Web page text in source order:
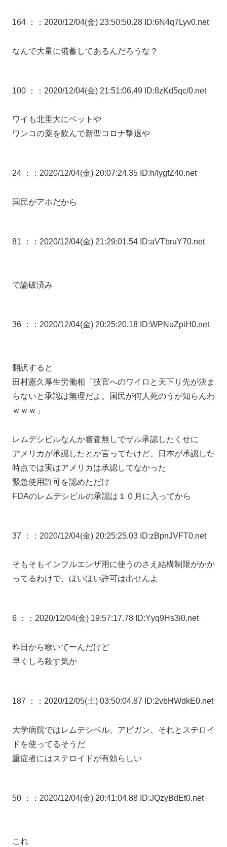
164 ： ：2020/12/04(金) 23:50:50.28 ID:6N4q7Lyv0.net
なんで大量に備蓄してあるんだろうな？
100 ： ：2020/12/04(金) 21:51:06.49 ID:8zKd5qc/0.net
ワイも北里大にベットや
ワンコの薬を飲んで新型コロナ撃退や
24 ： ：2020/12/04(金) 20:07:24.35 ID:h/IygfZ40.net
国民がアホだから
81 ： ：2020/12/04(金) 21:29:01.54 ID:aVTbruY70.net
で論破済み
36 ： ：2020/12/04(金) 20:25:20.18 ID:WPNuZpiH0.net
翻訳すると
田村憲久厚生労働相「技官へのワイロと天下り先が決ま
らないと承認は無理だよ。国民が何人死のうが知らんわ
ｗｗｗ」
レムデシビルなんか審査無しでザル承認したくせに
アメリカが承認したとか言ってたけど、日本が承認した
時点では実はアメリカは承認してなかった
緊急使用許可を認めただけ
FDAのレムデシビルの承認は１０月に入ってから
37 ： ：2020/12/04(金) 20:25:25.03 ID:zBpnJVFT0.net
そもそもインフルエンザ用に使うのさえ結構制限がかか
ってるわけで、ほいほい許可は出せんよ
6 ： ：2020/12/04(金) 19:57:17.78 ID:Yyq9Hs3i0.net
昨日から喉いてーんだけど
早くしろ殺す気か
187 ： ：2020/12/05(土) 03:50:04.87 ID:2vbHWdkE0.net
大学病院ではレムデシベル、アビガン、それとステロイ
ドを使ってるそうだ
重症者にはステロイドが有効らしい
50 ： ：2020/12/04(金) 20:41:04.88 ID:JQzyBdEt0.net
これ